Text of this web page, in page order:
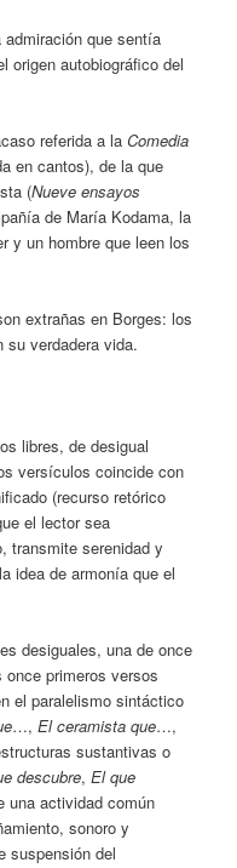
que sentía
origen autobiográfico del
referida a laComedia
en cantos), de la que
(Nueve ensayos
de María Kodama, la
y un hombre que leen los
extrañas en Borges: los
verdadera vida.
libres, de desigual
versículos coincide con
(recurso retórico
el lector sea
transmite serenidad y
idea de armonía que el
desiguales, una de once
primeros versos
el paralelismo sintáctico
…,El ceramista que…,
sustantivas o
descubre,El que
una actividad común
sonoro y
suspensión del